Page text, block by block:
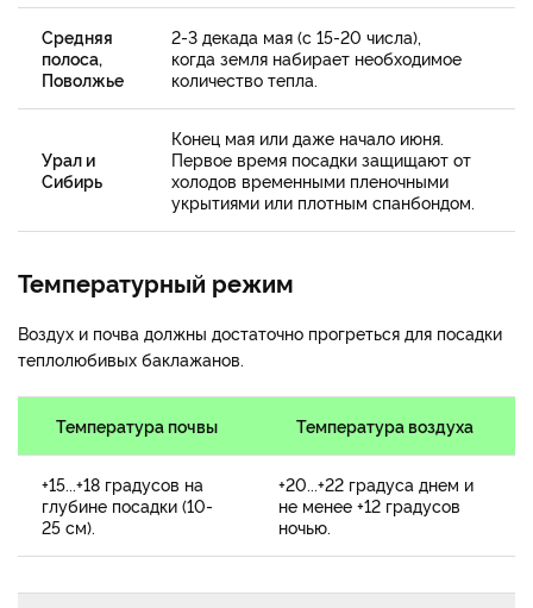
Средняя
полоса,
Поволжье
2-3 декада мая (с 15-20 числа),
когда земля набирает необходимое
количество тепла.
Урал и
Сибирь
Конец мая или даже начало июня.
Первое время посадки защищают от
холодов временными пленочными
укрытиями или плотным спанбондом.
Температурный режим
Воздух и почва должны достаточно прогреться для посадки
теплолюбивых баклажанов.
Температура почвы Температура воздуха
+15...+18 градусов на
глубине посадки (10-
25 см).
+20...+22 градуса днем и
не менее +12 градусов
ночью.